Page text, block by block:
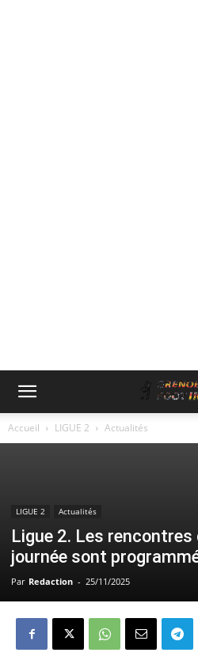
Accueil LIGUE 2 Actualités
LIGUE 2 Actualités
Ligue 2. Les rencontres
journée sont
Par Redaction - 25/11/2025